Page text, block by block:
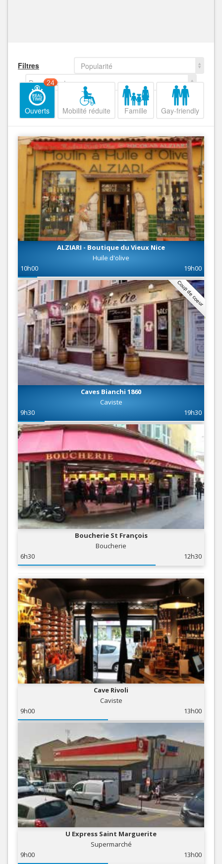
Filtres
Popularité
Decroissant
Ouverts
24
Mobilité réduite Famille Gay-friendly
ALZIARI - Boutique du Vieux Nice
Huile d'olive
10h00
19h00
Coup de coeur
Caves Bianchi 1860
Caviste
9h30
19h30
Boucherie St François
Boucherie
6h30
12h30
Cave Rivoli
Caviste
9h00
13h00
U Express Saint Marguerite
Supermarché
9h00
13h00